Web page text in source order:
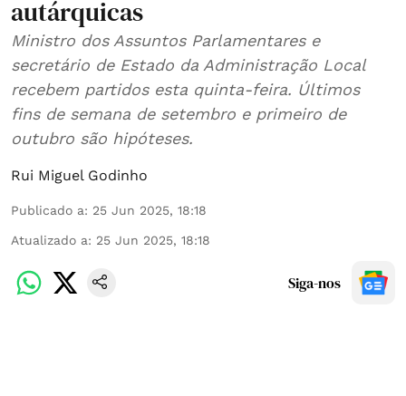
autárquicas
Ministro dos Assuntos Parlamentares e
secretário de Estado da Administração Local
recebem partidos esta quinta-feira. Últimos
fins de semana de setembro e primeiro de
outubro são hipóteses.
Rui Miguel Godinho
Publicado a: 25 Jun 2025, 18:18
Atualizado a: 25 Jun 2025, 18:18
Siga-nos